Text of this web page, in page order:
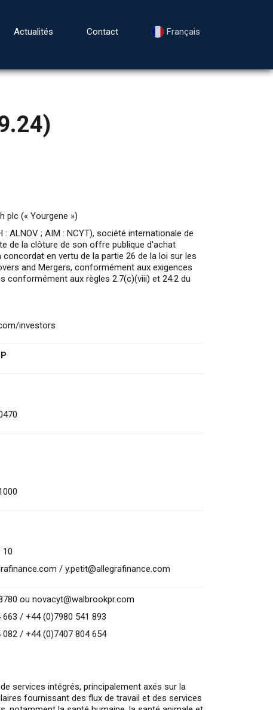
Actualités Contact Français
plc (« Yourgene »)
: ALNOV ; AIM : NCYT), société internationale de
de la clôture de son offre publique d'achat
en vertu de la partie 26 de la loi sur les
and Mergers, conformément aux exigences
aux règles 2.7(c)(viii) et 24.2 du
investors
10
/ y.petit@allegrafinance.com
ou novacyt@walbrookpr.com
/ +44 (0)7980 541 893
082 / +44 (0)7407 804 654
services intégrés, principalement axés sur la
fournissant des flux de travail et des services